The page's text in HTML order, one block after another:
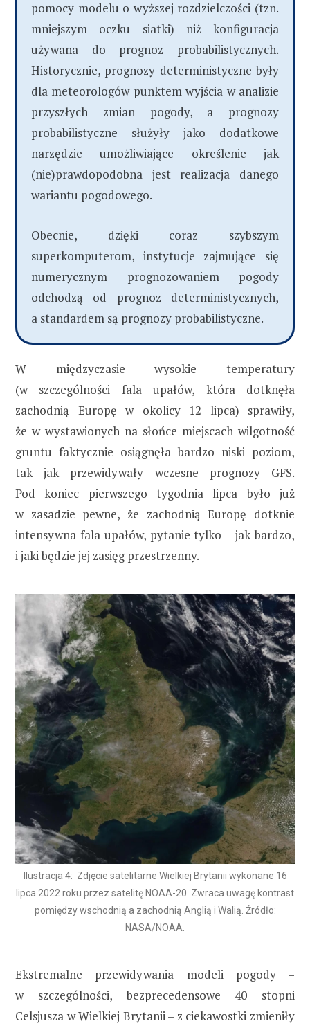
pomocy modelu o wyższej rozdzielczości (tzn.
mniejszym oczku siatki) niż konfiguracja
używana do prognoz probabilistycznych.
Historycznie, prognozy deterministyczne były
dla meteorologów punktem wyjścia w analizie
przyszłych zmian pogody, a prognozy
probabilistyczne służyły jako dodatkowe
narzędzie umożliwiające określenie jak
(nie)prawdopodobna jest realizacja danego
wariantu pogodowego.
Obecnie, dzięki coraz szybszym
superkomputerom, instytucje zajmujące się
numerycznym prognozowaniem pogody
odchodzą od prognoz deterministycznych,
a standardem są prognozy probabilistyczne.
W międzyczasie wysokie temperatury
(w szczególności fala upałów, która dotknęła
zachodnią Europę w okolicy 12 lipca) sprawiły,
że w wystawionych na słońce miejscach wilgotność
gruntu faktycznie osiągnęła bardzo niski poziom,
tak jak przewidywały wczesne prognozy GFS.
Pod koniec pierwszego tygodnia lipca było już
w zasadzie pewne, że zachodnią Europę dotknie
intensywna fala upałów, pytanie tylko – jak bardzo,
i jaki będzie jej zasięg przestrzenny.
Ilustracja 4: Zdjęcie satelitarne Wielkiej Brytanii wykonane 16
lipca 2022 roku przez satelitę NOAA-20. Zwraca uwagę kontrast
pomiędzy wschodnią a zachodnią Anglią i Walią. Źródło:
NASA/NOAA.
Ekstremalne przewidywania modeli pogody –
w szczególności, bezprecedensowe 40 stopni
Celsjusza w Wielkiej Brytanii – z ciekawostki zmieniły